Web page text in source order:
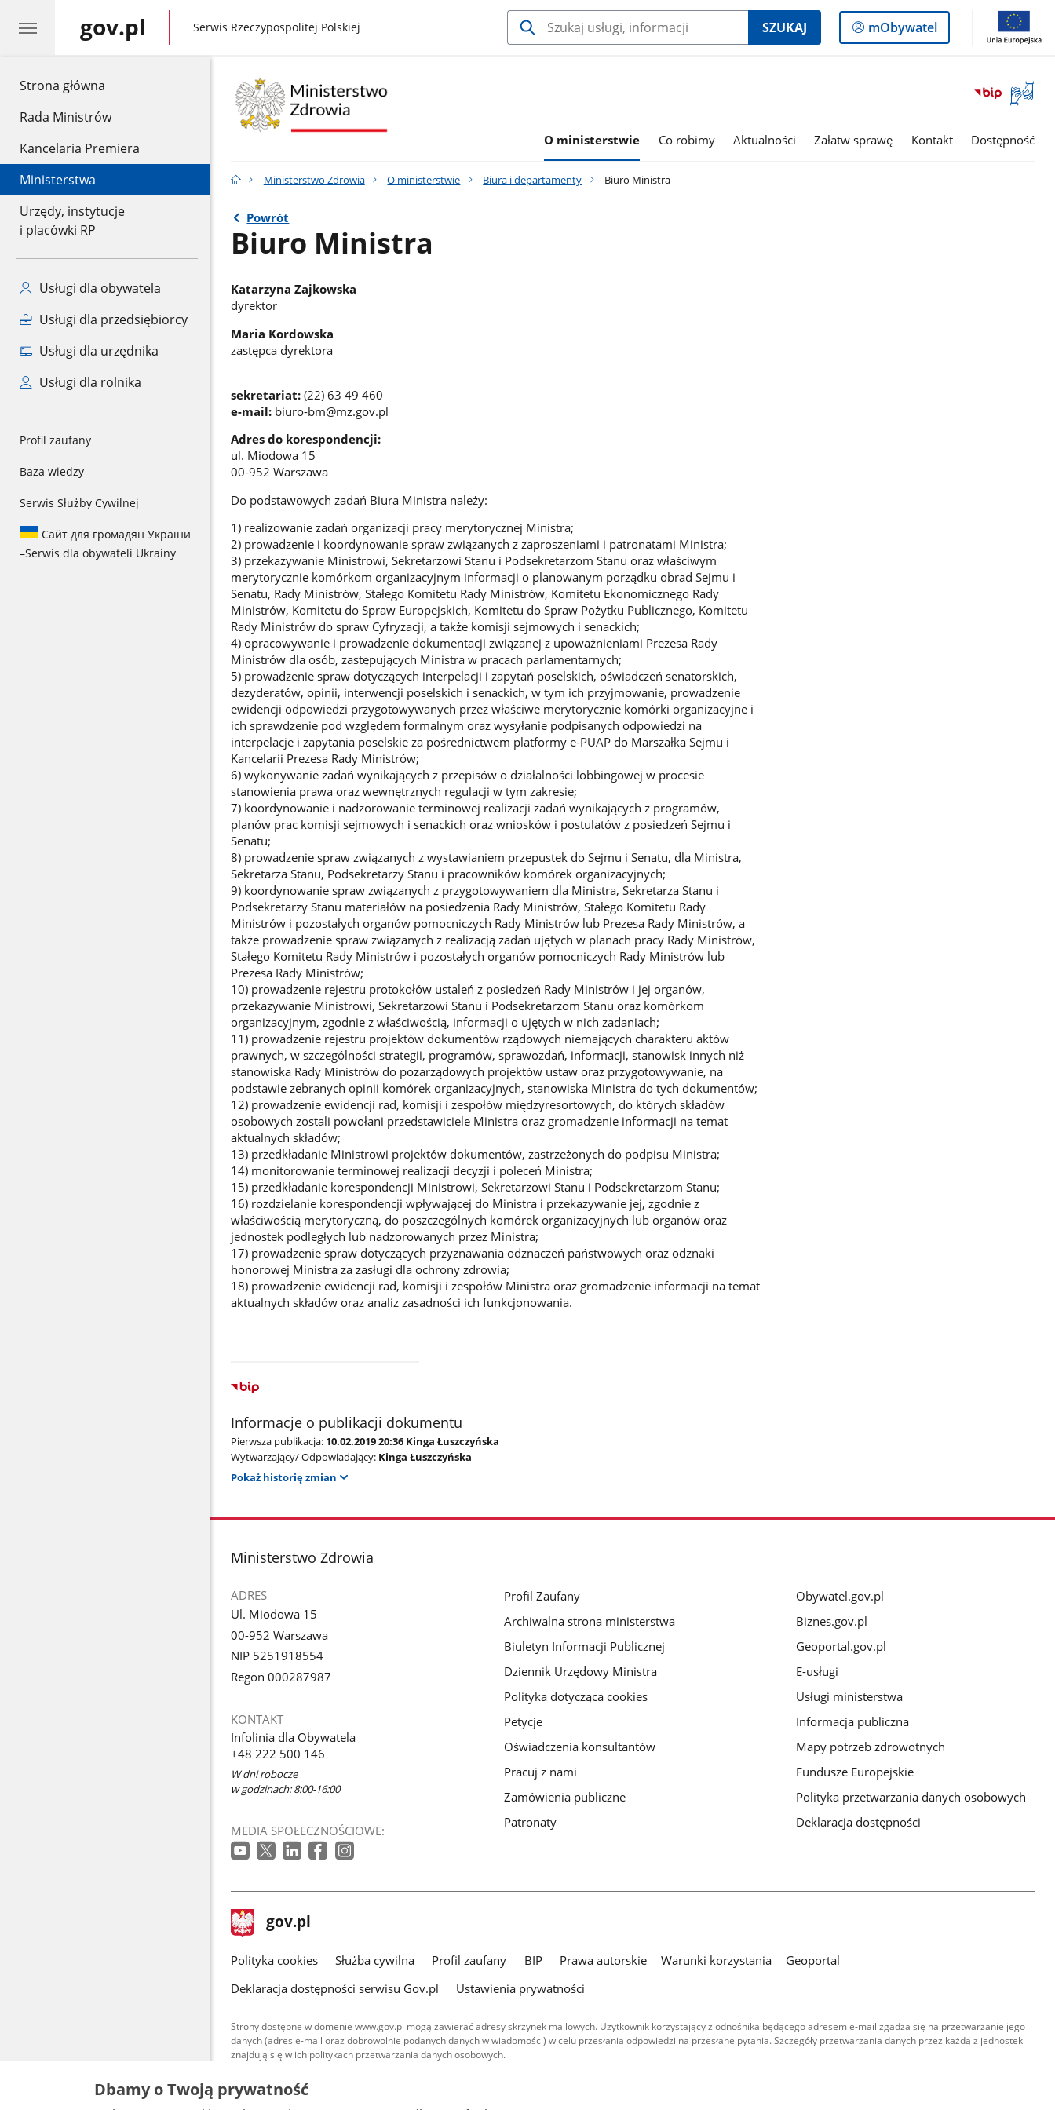
Strona główna
Rada Ministrów
Kancelaria Premiera
Ministerstwa
Urzędy, instytucje
i placówki RP
Usługi dla obywatela
Usługi dla przedsiębiorcy
Usługi dla urzędnika
Usługi dla rolnika
Profil zaufany
Baza wiedzy
Serwis Służby Cywilnej
Сайт для громадян України
–Serwis dla obywateli Ukrainy
gov.pl gov.pl
Serwis Rzeczypospolitej Polskiej SZUKAJ
Logowanie
do
mObywatel
Otwórz
okno
O ministerstwie Co robimy Aktualności Załatw sprawę Kontakt Dostępność
Ministerstwo Zdrowia O ministerstwie Biura i departamenty Biuro Ministra
Powrót
Biuro Ministra
Katarzyna Zajkowska
dyrektor
Maria Kordowska
zastępca dyrektora
sekretariat: (22) 63 49 460
e-mail:biuro-bm@mz.gov.pl
Adres do korespondencji:
ul. Miodowa 15
00-952 Warszawa
Do podstawowych zadań Biura Ministra należy:
1) realizowanie zadań organizacji pracy merytorycznej Ministra;
2) prowadzenie i koordynowanie spraw związanych z zaproszeniami i patronatami Ministra;
3) przekazywanie Ministrowi, Sekretarzowi Stanu i Podsekretarzom Stanu oraz właściwym
merytorycznie komórkom organizacyjnym informacji o planowanym porządku obrad Sejmu i
Senatu, Rady Ministrów, Stałego Komitetu Rady Ministrów, Komitetu Ekonomicznego Rady
Ministrów, Komitetu do Spraw Europejskich, Komitetu do Spraw Pożytku Publicznego, Komitetu
Rady Ministrów do spraw Cyfryzacji, a także komisji sejmowych i senackich;
4) opracowywanie i prowadzenie dokumentacji związanej z upoważnieniami Prezesa Rady
Ministrów dla osób, zastępujących Ministra w pracach parlamentarnych;
5) prowadzenie spraw dotyczących interpelacji i zapytań poselskich, oświadczeń senatorskich,
dezyderatów, opinii, interwencji poselskich i senackich, w tym ich przyjmowanie, prowadzenie
ewidencji odpowiedzi przygotowywanych przez właściwe merytorycznie komórki organizacyjne i
ich sprawdzenie pod względem formalnym oraz wysyłanie podpisanych odpowiedzi na
interpelacje i zapytania poselskie za pośrednictwem platformy e-PUAP do Marszałka Sejmu i
Kancelarii Prezesa Rady Ministrów;
6) wykonywanie zadań wynikających z przepisów o działalności lobbingowej w procesie
stanowienia prawa oraz wewnętrznych regulacji w tym zakresie;
7) koordynowanie i nadzorowanie terminowej realizacji zadań wynikających z programów,
planów prac komisji sejmowych i senackich oraz wniosków i postulatów z posiedzeń Sejmu i
Senatu;
8) prowadzenie spraw związanych z wystawianiem przepustek do Sejmu i Senatu, dla Ministra,
Sekretarza Stanu, Podsekretarzy Stanu i pracowników komórek organizacyjnych;
9) koordynowanie spraw związanych z przygotowywaniem dla Ministra, Sekretarza Stanu i
Podsekretarzy Stanu materiałów na posiedzenia Rady Ministrów, Stałego Komitetu Rady
Ministrów i pozostałych organów pomocniczych Rady Ministrów lub Prezesa Rady Ministrów, a
także prowadzenie spraw związanych z realizacją zadań ujętych w planach pracy Rady Ministrów,
Stałego Komitetu Rady Ministrów i pozostałych organów pomocniczych Rady Ministrów lub
Prezesa Rady Ministrów;
10) prowadzenie rejestru protokołów ustaleń z posiedzeń Rady Ministrów i jej organów,
przekazywanie Ministrowi, Sekretarzowi Stanu i Podsekretarzom Stanu oraz komórkom
organizacyjnym, zgodnie z właściwością, informacji o ujętych w nich zadaniach;
11) prowadzenie rejestru projektów dokumentów rządowych niemających charakteru aktów
prawnych, w szczególności strategii, programów, sprawozdań, informacji, stanowisk innych niż
stanowiska Rady Ministrów do pozarządowych projektów ustaw oraz przygotowywanie, na
podstawie zebranych opinii komórek organizacyjnych, stanowiska Ministra do tych dokumentów;
12) prowadzenie ewidencji rad, komisji i zespołów międzyresortowych, do których składów
osobowych zostali powołani przedstawiciele Ministra oraz gromadzenie informacji na temat
aktualnych składów;
13) przedkładanie Ministrowi projektów dokumentów, zastrzeżonych do podpisu Ministra;
14) monitorowanie terminowej realizacji decyzji i poleceń Ministra;
15) przedkładanie korespondencji Ministrowi, Sekretarzowi Stanu i Podsekretarzom Stanu;
16) rozdzielanie korespondencji wpływającej do Ministra i przekazywanie jej, zgodnie z
właściwością merytoryczną, do poszczególnych komórek organizacyjnych lub organów oraz
jednostek podległych lub nadzorowanych przez Ministra;
17) prowadzenie spraw dotyczących przyznawania odznaczeń państwowych oraz odznaki
honorowej Ministra za zasługi dla ochrony zdrowia;
18) prowadzenie ewidencji rad, komisji i zespołów Ministra oraz gromadzenie informacji na temat
aktualnych składów oraz analiz zasadności ich funkcjonowania.
Informacje o publikacji dokumentu
Pierwsza publikacja: 10.02.2019 20:36 Kinga Łuszczyńska
Wytwarzający/ Odpowiadający: Kinga Łuszczyńska
Pokaż historię zmian
stopka
Ministerstwo Zdrowia
ADRES
Ul. Miodowa 15
00-952 Warszawa
NIP 5251918554
Regon 000287987
KONTAKT
Infolinia dla Obywatela
+48 222 500 146
W dni robocze
w godzinach: 8:00-16:00
MEDIA SPOŁECZNOŚCIOWE:
Profil Zaufany
Archiwalna strona ministerstwa
Biuletyn Informacji Publicznej
Dziennik Urzędowy Ministra
Polityka dotycząca cookies
Petycje
Oświadczenia konsultantów
Pracuj z nami
Zamówienia publiczne
Patronaty
Obywatel.gov.pl
Biznes.gov.pl
Geoportal.gov.pl
E-usługi
Usługi ministerstwa
Informacja publiczna
Mapy potrzeb zdrowotnych
Fundusze Europejskie
Polityka przetwarzania danych osobowych
Deklaracja dostępności
stopka
gov.pl Strona
gov.pl
gov.pl
Polityka cookies Służba cywilna Profil zaufany BIP Prawa autorskie Warunki korzystania
Geoportal
Deklaracja dostępności serwisu Gov.pl
Ustawienia prywatności
Strony dostępne w domenie www.gov.pl mogą zawierać adresy skrzynek mailowych. Użytkownik korzystający z odnośnika będącego adresem e-mail zgadza się na przetwarzanie jego
danych (adres e-mail oraz dobrowolnie podanych danych w wiadomości) w celu przesłania odpowiedzi na przesłane pytania. Szczegóły przetwarzania danych przez każdą z jednostek
znajdują się w ich politykach przetwarzania danych osobowych.
Treści tekstowe publikowane w serwisie (z wyłączeniem treści audiowizualnych), są
udostępniane na licencji typu Creative Commons: uznanie autorstwa - na tych samych
Dbamy o Twoją prywatność